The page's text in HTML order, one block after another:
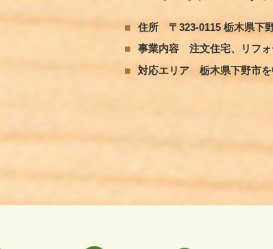
住所
〒323-0115 栃木県下
事業内容
注文住宅、リフ
対応エリア
栃木県下野市